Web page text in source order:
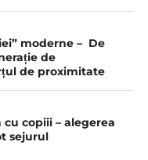
moderne – De
de
de proximitate
copiii – alegerea
sejurul